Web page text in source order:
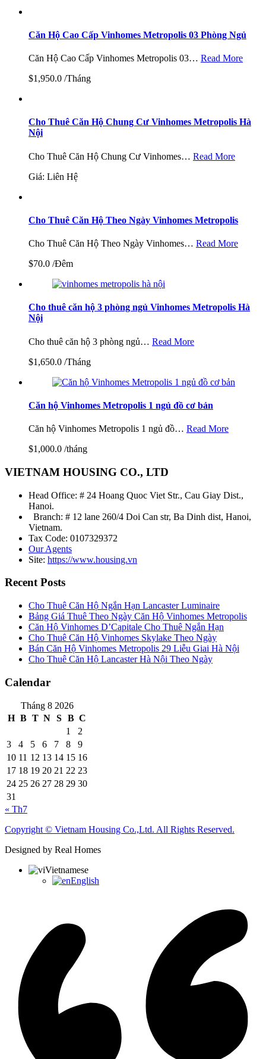
Căn Hộ Cao Cấp Vinhomes Metropolis 03 Phòng Ngủ
Căn Hộ Cao Cấp Vinhomes Metropolis 03… Read More
$1,950.0 /Tháng
Cho Thuê Căn Hộ Chung Cư Vinhomes Metropolis Hà
Nội
Cho Thuê Căn Hộ Chung Cư Vinhomes… Read More
Giá: Liên Hệ
Cho Thuê Căn Hộ Theo Ngày Vinhomes Metropolis
Cho Thuê Căn Hộ Theo Ngày Vinhomes… Read More
$70.0 /Đêm
Cho thuê căn hộ 3 phòng ngủ Vinhomes Metropolis Hà
Nội
Cho thuê căn hộ 3 phòng ngủ… Read More
$1,650.0 /Tháng
Căn hộ Vinhomes Metropolis 1 ngủ đồ cơ bản
Căn hộ Vinhomes Metropolis 1 ngủ đồ… Read More
$1,000.0 /tháng
VIETNAM HOUSING CO., LTD
Head Office: # 24 Hoang Quoc Viet Str., Cau Giay Dist.,
Hanoi.
Branch: # 12 lane 260/4 Doi Can str, Ba Dinh dist, Hanoi,
Vietnam.
Tax Code: 0107329372
Our Agents
Site: https://www.housing.vn
Recent Posts
Cho Thuê Căn Hộ Ngắn Hạn Lancaster Luminaire
Bảng Giá Thuê Theo Ngày Căn Hộ Vinhomes Metropolis
Căn Hộ Vinhomes D’Capitale Cho Thuê Ngắn Hạn
Cho Thuê Căn Hộ Vinhomes Skylake Theo Ngày
Bán Căn Hộ Vinhomes Metropolis 29 Liễu Giai Hà Nội
Cho Thuê Căn Hộ Lancaster Hà Nội Theo Ngày
Calendar
Tháng 8 2026
H B T N S B C
1
2
3
4 5 6 7 8
9
10 11 12 13 14 15 16
17 18 19 20 21 22 23
24 25 26 27 28 29 30
31
« Th7
Copyright © Vietnam Housing Co.,Ltd. All Rights Reserved.
Designed by Real Homes
Vietnamese
English